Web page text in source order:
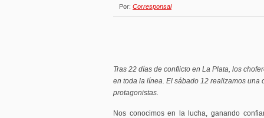
Por: Corresponsal
Tras 22 días de conflicto en La Plata, los
en toda la línea. El sábado 12 realizamos una
protagonistas.
Nos conocimos en la lucha, ganando